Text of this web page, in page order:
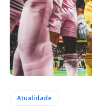
Atualidade